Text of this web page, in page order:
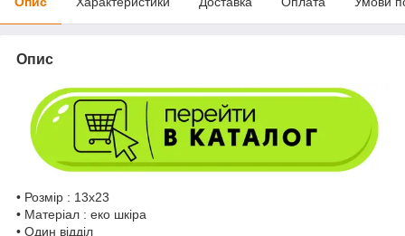
Опис
• Розмір : 13x23
• Матеріал : еко шкіра
• Один відділ